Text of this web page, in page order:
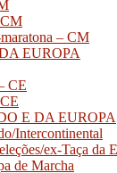
– CM
EUROPA
CE
E DA EUROPA
Intercontinental
ex-Taça da
de Marcha